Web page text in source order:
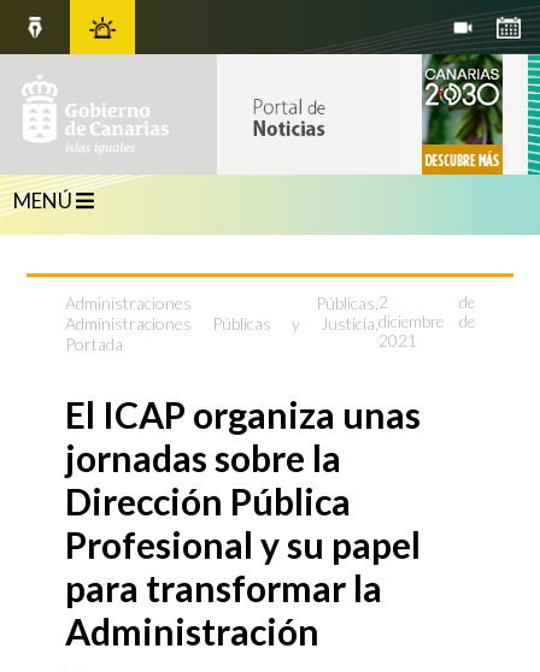
MENÚ
Administraciones Públicas
Administraciones Públicas y Justicia ,
Portada
2 de
diciembre de
2021
El ICAP organiza unas
jornadas sobre la
Dirección Pública
Profesional y su papel
para transformar la
Administración